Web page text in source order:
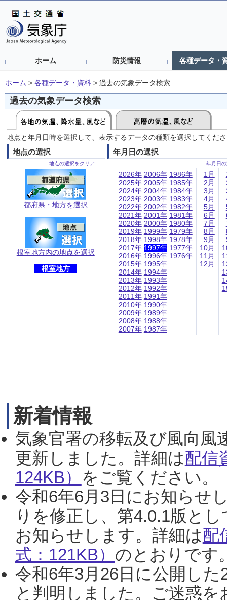
ホーム 防災情報 各種データ・
ホーム > 各種データ・資料 > 過去の気象データ検索
過去の気象データ検索
地点と年月日時を選択して、表示するデータの種類を選択してくだ
地点の選択
地点の選択をクリア
都府県・地方を選択
根室地方内の地点を選択
根室地方
年月日の選択
年月日
2026年
2025年
2024年
2023年
2022年
2021年
2020年
2019年
2018年
2017年
2016年
2015年
2014年
2013年
2012年
2011年
2010年
2009年
2008年
2007年
2006年
2005年
2004年
2003年
2002年
2001年
2000年
1999年
1998年
1997年
1996年
1995年
1994年
1993年
1992年
1991年
1990年
1989年
1988年
1987年
1986年
1985年
1984年
1983年
1982年
1981年
1980年
1979年
1978年
1977年
1976年
1月
2月
3月
4月
5月
6月
7月
8月
9月
10月
11月
12月
新着情報
気象官署の移転及び風向風
更新しました。詳細は配信
124KB） をご覧ください。
令和6年6月3日にお知らせ
りを修正し、第4.0.1版と
お知らせします。詳細は配
式：121KB） のとおりです
令和6年3月26日に公開し
と判明しました。ご迷惑